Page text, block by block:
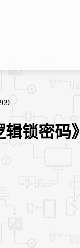
辑锁密码